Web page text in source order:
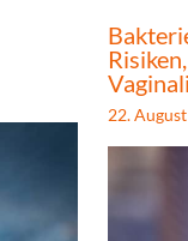
22.